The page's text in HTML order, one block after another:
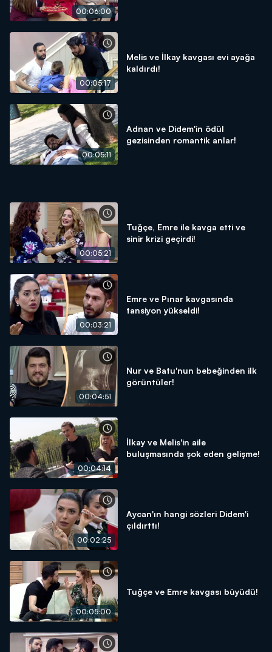
00:06:00
00:05:17
Melis ve İlkay kavgası evi ayağa
kaldırdı!
00:05:11
Adnan ve Didem'in ödül
gezisinden romantik anlar!
00:05:21
Tuğçe, Emre ile kavga etti ve
sinir krizi geçirdi!
00:03:21
Emre ve Pınar kavgasında
tansiyon yükseldi!
00:04:51
Nur ve Batu'nun bebeğinden ilk
görüntüler!
00:04:14
İlkay ve Melis'in aile
buluşmasında şok eden gelişme!
00:02:25
Aycan'ın hangi sözleri Didem'i
çıldırttı!
00:05:00
Tuğçe ve Emre kavgası büyüdü!